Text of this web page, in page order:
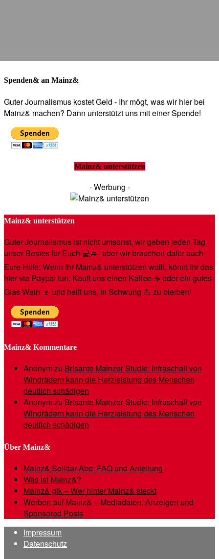
Spenden& an Mainz&
Guter Journalismus kostet Geld - Ihr mögt, was wir hier bei
Mainz& machen? Dann unterstützt uns mit einer Spende!
Mainz& unterstützen
- Werbung -
Mainz& unterstützen
Guter Journalismus ist nicht umsonst, wir geben jeden Tag
unser Bestes für Euch 💻🚙- aber wir brauchen dafür auch
Eure Hilfe: Wenn Ihr Mainz& unterstützen wollt, könnt Ihr das
hier via Paypal tun. Kauft uns einen Kaffee ☕️ oder ein gutes
Glas Wein 🍷 und helft uns, in Schwung 💪 zu bleiben!
Mainz& Kommentare
Anonymzu Brisante Mainzer Studie: Infraschall von
Windrädern kann die Herzleistung des Menschen
deutlich schädigen
Anonymzu Brisante Mainzer Studie: Infraschall von
Windrädern kann die Herzleistung des Menschen
deutlich schädigen
Über Mainz&
Mainz& Solidar-Abo: FAQ und Anleitung
Was ist Mainz&?
Mainz& gik – Wer hinter Mainz& steckt
Werben auf Mainz& – Mediadaten, Anzeigen und
Sponsored Posts
Impressum
Datenschutz